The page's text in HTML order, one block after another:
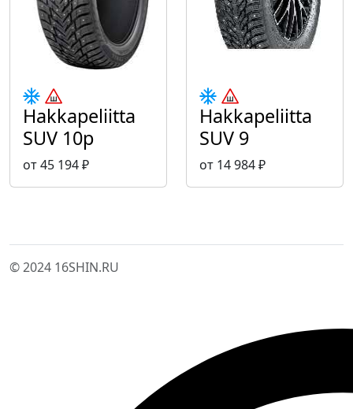
Hakkapeliitta
SUV 10p
от 45 194 ₽
Hakkapeliitta
SUV 9
от 14 984 ₽
© 2024 16SHIN.RU